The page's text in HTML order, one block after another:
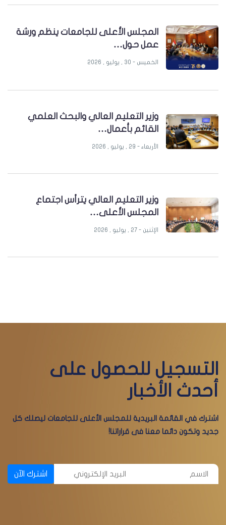
المجلس الأعلى للجامعات ينظم ورشة
عمل حول…
الخميس - 30 , يوليو , 2026
وزير التعليم العالي والبحث العلمي
القائم بأعمال…
الأربعاء - 29 , يوليو , 2026
وزير التعليم العالي يترأس اجتماع
المجلس الأعلى…
الإثنين - 27 , يوليو , 2026
التسجيل للحصول على
أحدث الأخبار
اشترك في القائمة البريدية للمجلس الأعلى للجامعات ليصلك كل
جديد وتكون دائما معنا فى قراراتنا!
اشترك الآن